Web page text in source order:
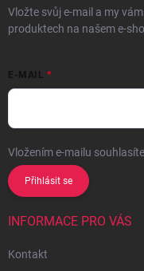
Vložte svůj e-mail a my
produktech na našem e-
E-MAIL
Vložením e-mailu
Přihlásit se
INFORMACE PRO VÁS
Kontakt